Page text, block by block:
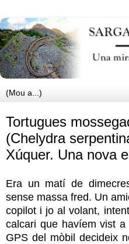
Tortugues
(Chelydra
Xúquer. Una nova
Era un matí de
sense massa fred. Un
copilot i jo al volant,
calcari que havíem vist
GPS del mòbil decideix